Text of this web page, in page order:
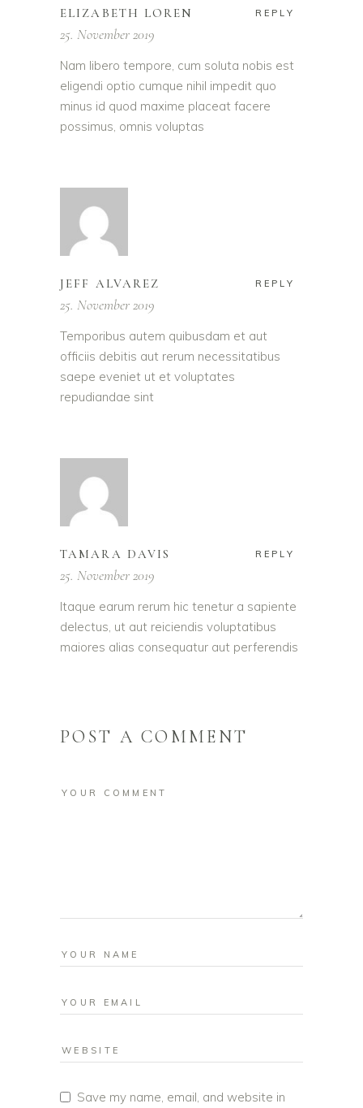
ELIZABETH LOREN REPLY
25. November 2019
Nam libero tempore, cum soluta nobis est
eligendi optio cumque nihil impedit quo
minus id quod maxime placeat facere
possimus, omnis voluptas
JEFF ALVAREZ REPLY
25. November 2019
Temporibus autem quibusdam et aut
officiis debitis aut rerum necessitatibus
saepe eveniet ut et voluptates
repudiandae sint
TAMARA DAVIS REPLY
25. November 2019
Itaque earum rerum hic tenetur a sapiente
delectus, ut aut reiciendis voluptatibus
maiores alias consequatur aut perferendis
POST A COMMENT
Save my name, email, and website in